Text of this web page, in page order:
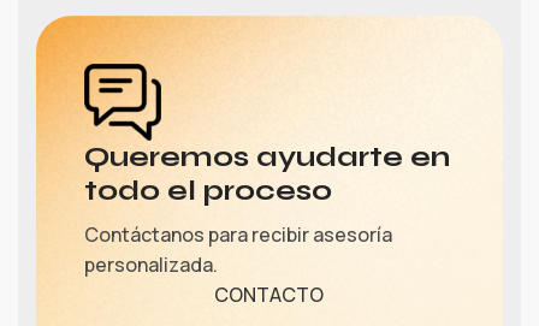
Queremos ayudarte en
todo el proceso
Contáctanos para recibir asesoría
personalizada.
CONTACTO